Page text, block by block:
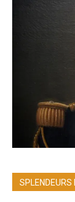
SPLENDEURS